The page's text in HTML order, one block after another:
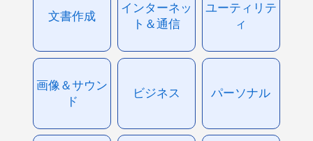
文書作成
インターネッ
ト＆通信
ユーティリテ
ィ
画像＆サウン
ド
ビジネス パーソナル